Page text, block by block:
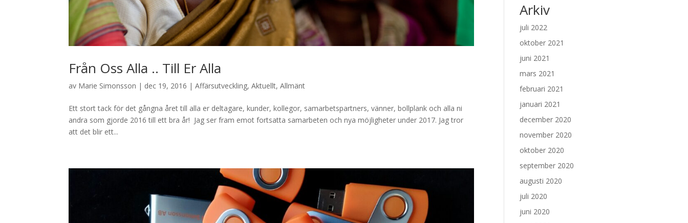
Från Oss Alla .. Till Er Alla
av Marie Simonsson | dec 19, 2016 |Affärsutveckling,Aktuellt,Allmänt
Ett stort tack för det gångna året till alla er deltagare, kunder, kollegor, samarbetspartners, vänner, bollplank och alla ni
andra som gjorde 2016 till ett bra år! Jag ser fram emot fortsatta samarbeten och nya möjligheter under 2017. Jag tror
att det blir ett...
Arkiv
juli 2022
oktober 2021
juni 2021
mars 2021
februari 2021
januari 2021
december 2020
november 2020
oktober 2020
september 2020
augusti 2020
juli 2020
juni 2020